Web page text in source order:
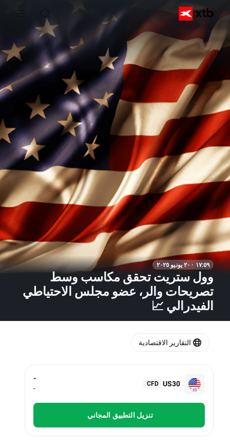
١٧:٥٩ · ٢٠ يونيو ٢٠٢٥
وول ستريت تحقق مكاسب وسط
تصريحات والر، عضو مجلس الاحتياطي
الفيدرالي 📈
US30
CFD
-
-
تنزيل التطبيق المجاني
التقارير الاقتصادية